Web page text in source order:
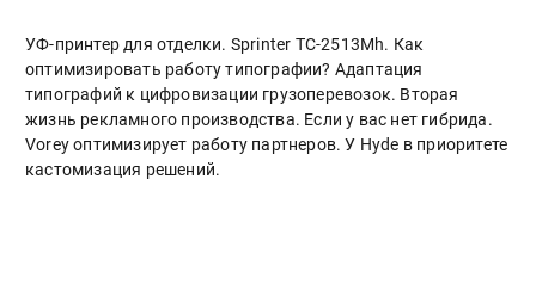
УФ-принтер для отделки. Sprinter ТС-2513Mh. Как
оптимизировать работу типографии? Адаптация
типографий к цифровизации грузоперевозок. Вторая
жизнь рекламного производства. Если у вас нет гибрида.
Vorey оптимизирует работу партнеров. У Hyde в приоритете
кастомизация решений.